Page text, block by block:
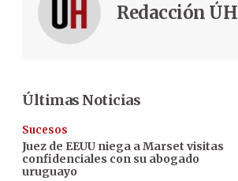
Redacción ÚH
Últimas Noticias
Sucesos
Juez de EEUU niega a Marset visitas
confidenciales con su abogado
uruguayo